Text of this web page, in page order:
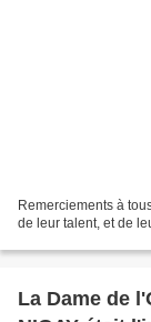
Remerciements à
de leur talent, et de
La Dame de